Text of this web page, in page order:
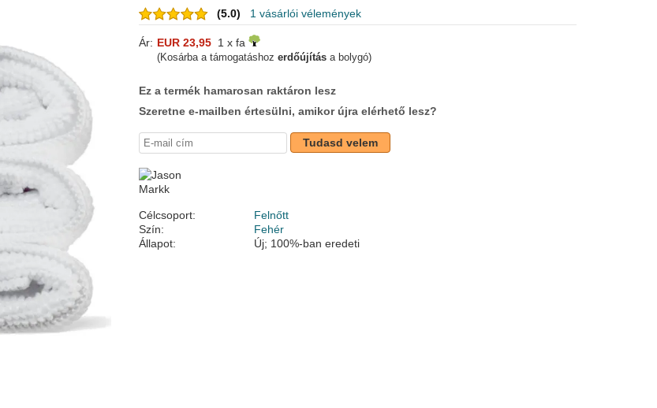
(5.0) 1 vásárlói vélemények
Ár: EUR 23,95 1 x fa
(Kosárba a támogatáshoz erdőújítás a bolygó)
Ez a termék hamarosan raktáron lesz
Szeretne e-mailben értesülni, amikor újra elérhető lesz?
Tudasd velem
Célcsoport:
Felnőtt
Szín:
Fehér
Állapot:
Új; 100%-ban eredeti